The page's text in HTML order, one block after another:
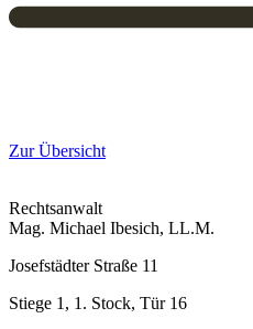
Zur Übersicht
Rechtsanwalt
Mag. Michael Ibesich, LL.M.
Josefstädter Straße 11
Stiege 1, 1. Stock, Tür 16